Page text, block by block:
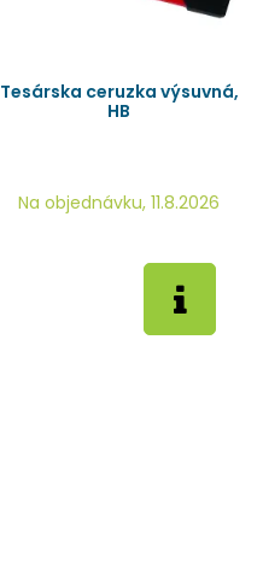
Tesárska ceruzka výsuvná,
HB
Na objednávku, 11.8.2026